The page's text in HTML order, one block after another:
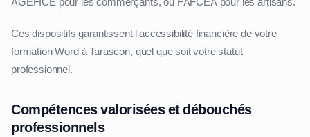
Ces dispositifs garantissent l'accessibilité financière de votre
formation Word à Tarascon, quel que soit votre statut
professionnel.
Compétences valorisées et débouchés
professionnels